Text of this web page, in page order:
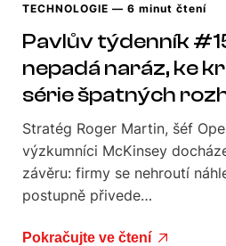
TECHNOLOGIE — 6 minut čtení
Pavlův týdenník
nepadá naráz, ke
série špatných
Stratég Roger Martin, šéf
výzkumníci McKinsey
závěru: firmy se nehroutí
postupně přivede…
Pokračujte ve čtení